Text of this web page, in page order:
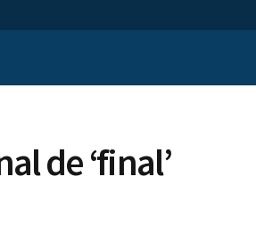
de ‘final’